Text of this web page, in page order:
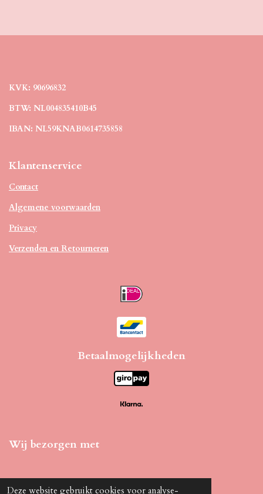
Deze website gebruikt cookies voor analyse-
KVK: 90696832
BTW: NL004835410B45
IBAN: NL59KNAB0614735858
Klantenservice
Contact
Algemene voorwaarden
Privacy
Verzenden en Retourneren
Betaalmogelijkheden
Wij bezorgen met